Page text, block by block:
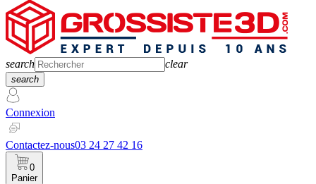
search clear
search
Connexion
Contactez-nous03 24 27 42 16
0
Panier